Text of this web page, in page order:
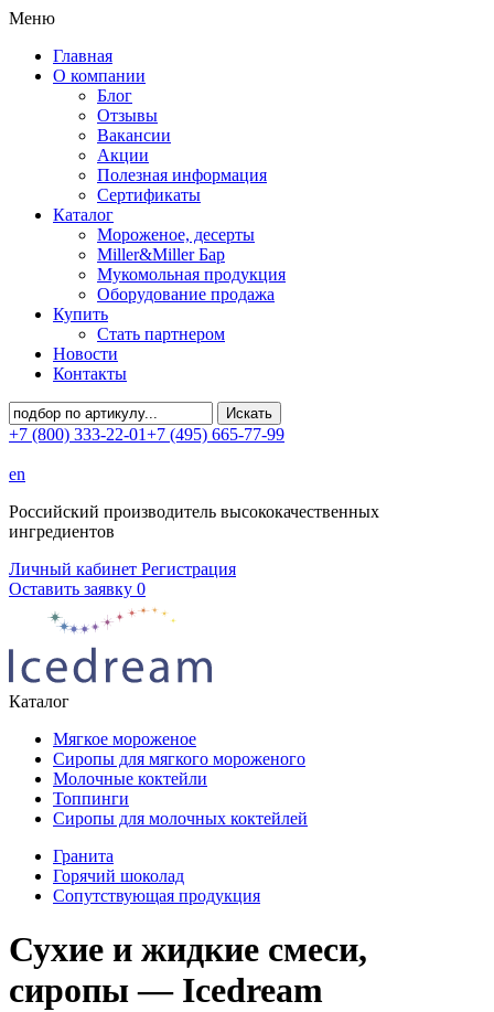
Меню
Главная
О компании
Блог
Отзывы
Вакансии
Акции
Полезная информация
Сертификаты
Каталог
Мороженое, десерты
Miller&Miller Бар
Мукомольная продукция
Оборудование продажа
Купить
Стать партнером
Новости
Контакты
+7 (800) 333-22-01+7 (495) 665-77-99
en
Российский производитель высококачественных
ингредиентов
Личный кабинет Регистрация
Оставить заявку 0
Каталог
Мягкое мороженое
Сиропы для мягкого мороженого
Молочные коктейли
Топпинги
Сиропы для молочных коктейлей
Гранита
Горячий шоколад
Сопутствующая продукция
Сухие и жидкие смеси,
сиропы — Icedream